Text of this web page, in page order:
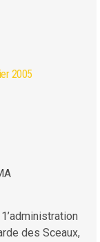
2005
des Sceaux,